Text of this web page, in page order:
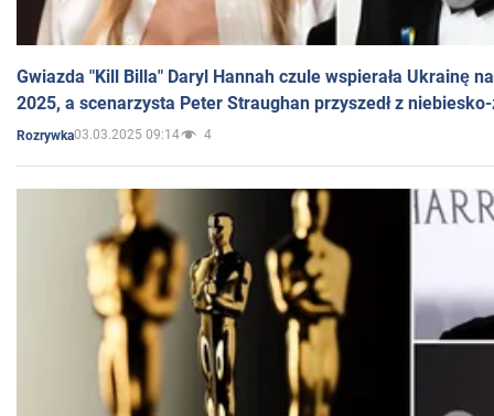
Gwiazda "Kill Billa" Daryl Hannah czule wspierała Ukrainę
2025, a scenarzysta Peter Straughan przyszedł z
Rozrywka03.03.2025 09:14 4